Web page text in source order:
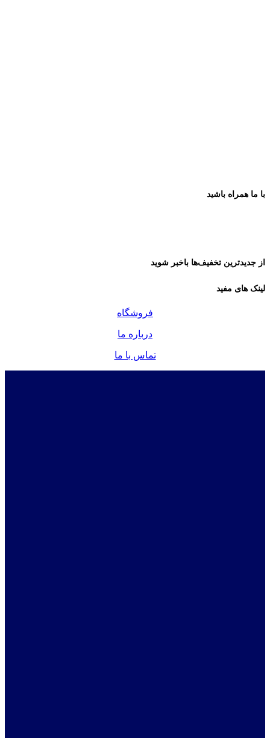
با ما همراه باشید
از جدیدترین تخفیف‌ها باخبر شوید
لینک های مفید
فروشگاه
درباره ما
تماس با ما